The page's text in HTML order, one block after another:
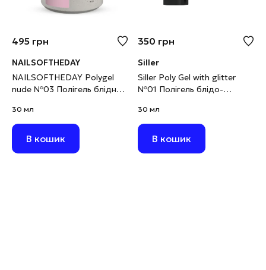
495 грн
NAILSOFTHEDAY
NAILSOFTHEDAY Polygel
nude №03 Полігель блідно-
30 г
30 мл
В кошик
350 грн
Siller
Siller Poly Gel with glitter
№01 Полігель блідо-
мл (виводиться)
30 мл
В кошик